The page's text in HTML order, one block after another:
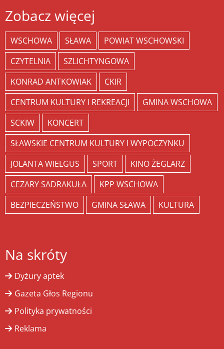
Zobacz więcej
WSCHOWA SŁAWA
POWIAT WSCHOWSKI
CZYTELNIA
SZLICHTYNGOWA
KONRAD ANTKOWIAK
CKIR
CENTRUM KULTURY I REKREACJI
GMINA WSCHOWA
SCKIW
KONCERT
SŁAWSKIE CENTRUM KULTURY I WYPOCZYNKU
JOLANTA WIELGUS
SPORT
KINO ŻEGLARZ
CEZARY SADRAKUŁA
KPP WSCHOWA
BEZPIECZEŃSTWO
GMINA SŁAWA KULTURA
Na skróty
Dyżury aptek
Gazeta Głos Regionu
Polityka prywatności
Reklama